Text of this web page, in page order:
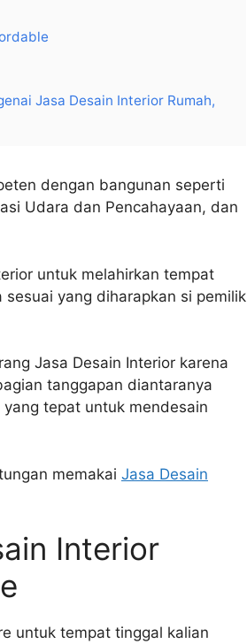
Jasa Desain Interior Rumah,
dengan bangunan seperti
Udara dan Pencahayaan, dan
untuk melahirkan tempat
yang diharapkan si pemilik
Jasa Desain Interior karena
tanggapan diantaranya
tepat untuk mendesain
memakai Jasa Desain
Interior
untuk tempat tinggal kalian